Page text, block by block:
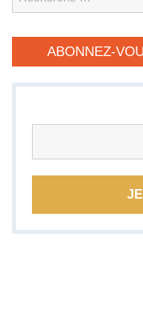
ABONNEZ-